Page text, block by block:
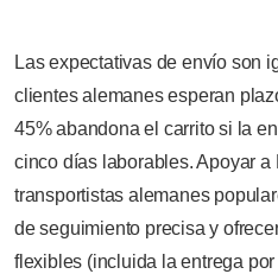
Las expectativas de envío son
clientes alemanes esperan
45% abandona el carrito si la
cinco días laborables. Apoyar a
transportistas alemanes
de seguimiento precisa y
flexibles (incluida la entrega